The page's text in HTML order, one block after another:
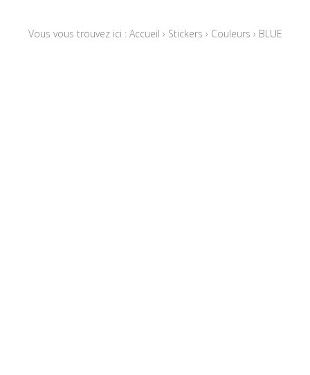
Vous vous trouvez ici : Accueil › Stickers › Couleurs › BLUE